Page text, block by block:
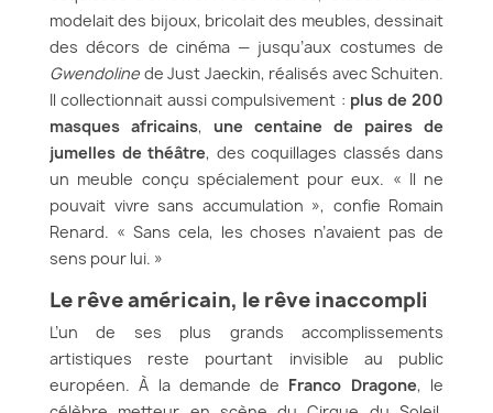
modelait des bijoux, bricolait des meubles, dessinait
des décors de cinéma — jusqu’aux costumes de
Gwendoline de Just Jaeckin, réalisés avec Schuiten.
Il collectionnait aussi compulsivement : plus de 200
masques africains, une centaine de paires de
jumelles de théâtre, des coquillages classés dans
un meuble conçu spécialement pour eux. « Il ne
pouvait vivre sans accumulation », confie Romain
Renard. « Sans cela, les choses n’avaient pas de
sens pour lui. »
Le rêve américain, le rêve inaccompli
L’un de ses plus grands accomplissements
artistiques reste pourtant invisible au public
européen. À la demande de Franco Dragone, le